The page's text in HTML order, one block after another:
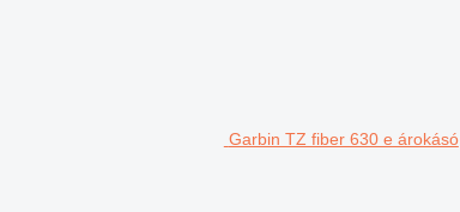
Garbin TZ fiber 630 e árokásó